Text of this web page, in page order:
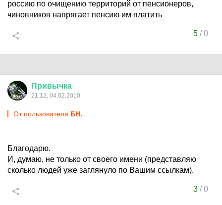
россию по очищению территорий от пенсионеров,
чиновников напрягает пенсию им платить
5/0
Привычка
21:12, 04.02.2010
От пользователя БН.
Благодарю.
И, думаю, не только от своего имени (представляю
сколько людей уже заглянуло по Вашим ссылкам).
3/0